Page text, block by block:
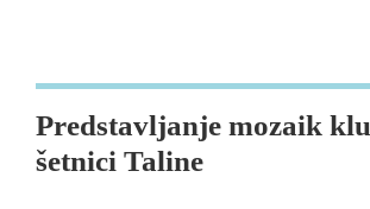
Predstavljanje mozaik
šetnici Taline